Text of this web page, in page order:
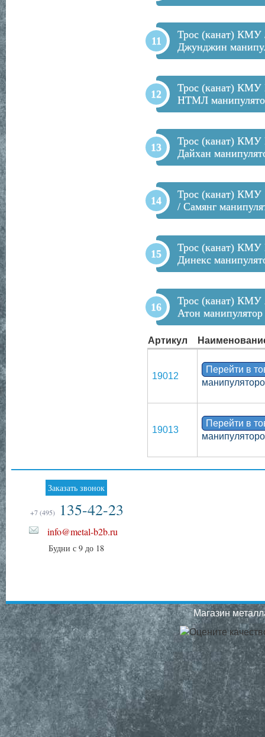
Трос (канат) КМУ
Джунджин
Трос (канат) КМУ
НТМЛ
Трос (канат) КМУ
Дайхан
Трос (канат) КМУ
/ Самянг
Трос (канат) КМУ
Динекс
Трос (канат) КМУ
Атон манипулятор
Артикул
19012
Перейти в
19013
Перейти в
Заказать звонок
+7 (495) 135-42-23
info@metal-b2b.ru
Будни с 9 до 18
Магазин